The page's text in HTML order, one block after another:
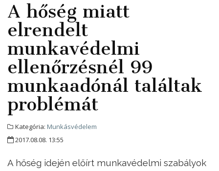
A hőség miatt
elrendelt
munkavédelmi
ellenőrzésnél 99
munkaadónál találtak
problémát
Kategória: Munkásvédelem
2017.08.08. 13:55
A hőség idején előírt munkavédelmi szabályok